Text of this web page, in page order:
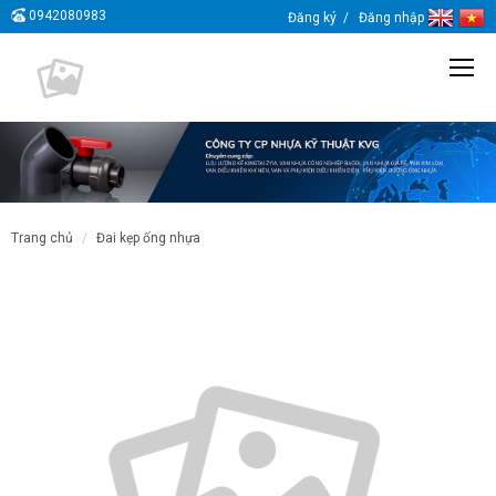
0942080983 Đăng ký Đăng nhập
trang chủ đai kẹp ống nhựa